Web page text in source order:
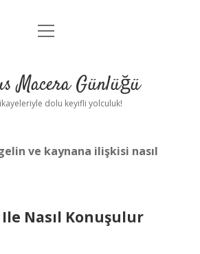
Anasayfa
Yasal Uyarı
menüyü
Macera Günlüğü
dolu keyifli yolculuk!
ve kaynana ilişkisi nasıl
Nasıl Konuşulur